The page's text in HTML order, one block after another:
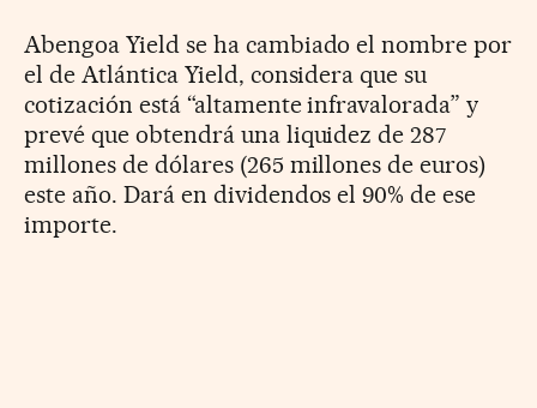
Abengoa Yield se ha cambiado el nombre por
el de Atlántica Yield, considera que su
cotización está “altamente infravalorada” y
prevé que obtendrá una liquidez de 287
millones de dólares (265 millones de euros)
este año. Dará en dividendos el 90% de ese
importe.